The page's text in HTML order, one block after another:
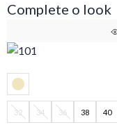
Complete o look
32 34 36 38 40